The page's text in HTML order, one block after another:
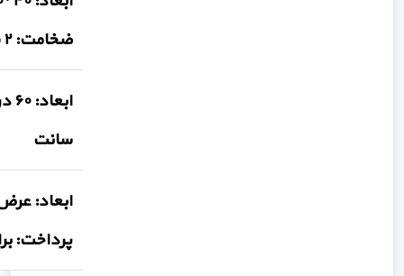
ضخامت: ۲ سانت
سانت
پرداخت: براق